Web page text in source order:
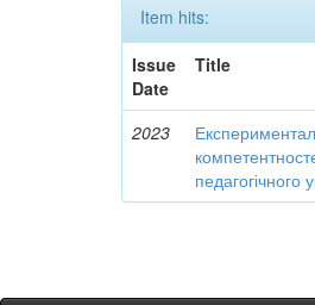
Item hits:
Issue
Date
Title
2023
педагогічного